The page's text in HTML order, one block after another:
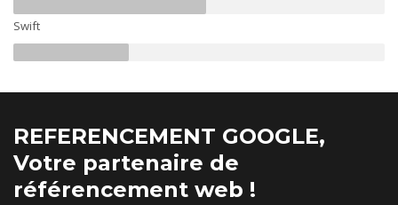
Swift
REFERENCEMENT GOOGLE,
Votre partenaire de
référencement web !